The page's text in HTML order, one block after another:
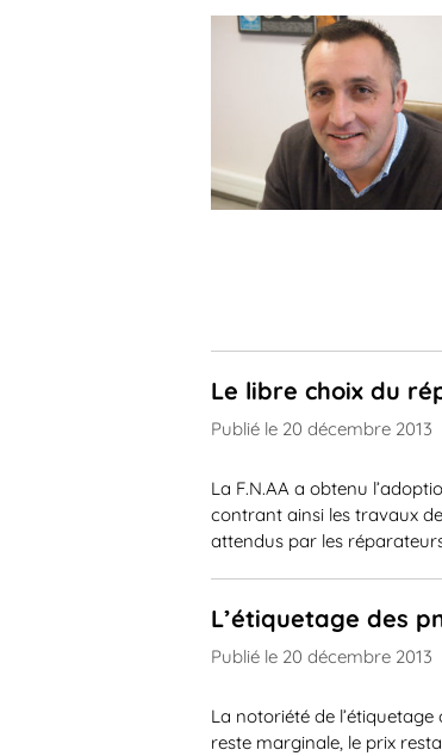
Le libre choix du
Publié le 20 décembre 2013
La F.N.AA a obtenu
contrant ainsi les travaux
attendus par les
L’étiquetage des
Publié le 20 décembre 2013
La notoriété de
reste marginale, le prix